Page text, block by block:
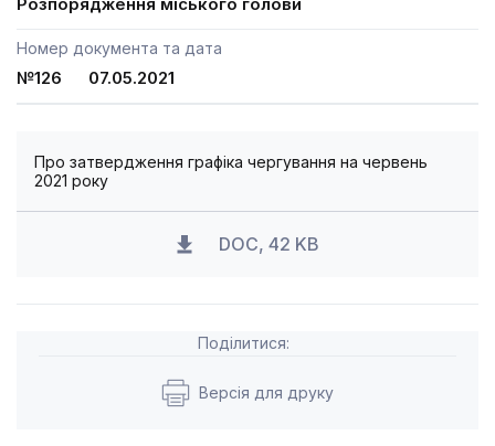
Номер документа та дата
№126 07.05.2021
Про затвердження графіка чергування на червень
2021 року
DOC, 42 KB
Поділитися:
Версія для друку